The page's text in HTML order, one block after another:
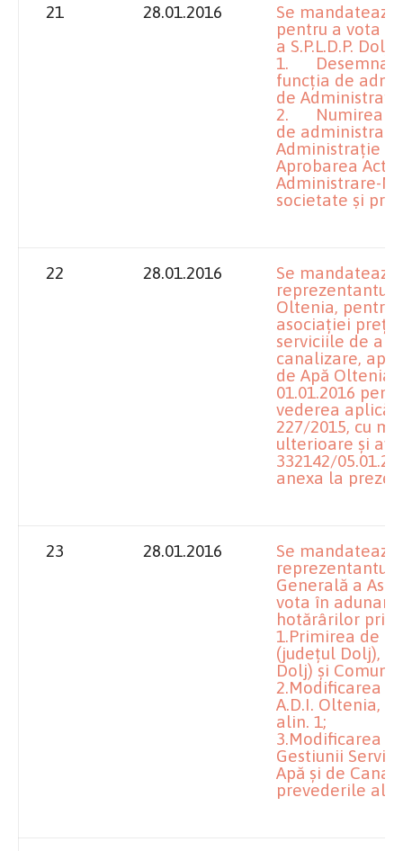
21 28.01.2016
Se
pentru a vota
a S.P.L.D.P.
1.
funcția de
de Administrație
2. Numirea
de
Administrație al
Aprobarea
Administrare-
societate și
22 28.01.2016
Se
Oltenia, pentru
asociației
serviciile de
canalizare,
de Apă Oltenia
01.01.2016
vederea
227/2015, cu
ulterioare și
332142/
anexa la
23 28.01.2016
Se
Generală a
vota în
hotărârilor
1.Primirea de
(județul Dolj),
Dolj) și
2.Modificarea
A.D.I. Oltenia,
alin. 1;
3.Modificarea
Gestiunii
Apă și de
prevederile